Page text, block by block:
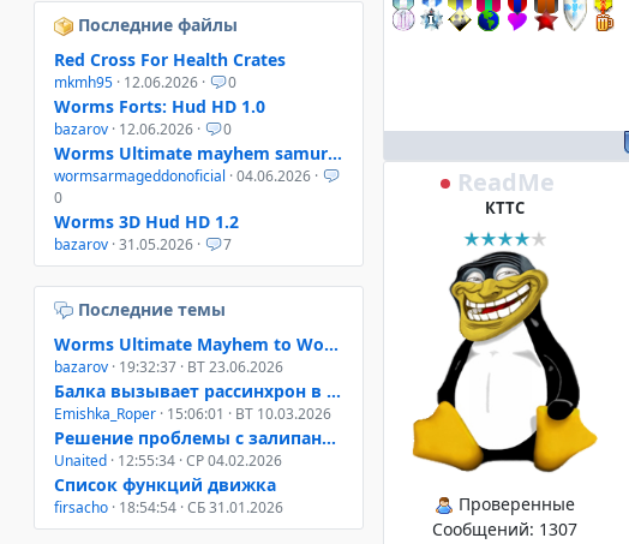
ReadMe
КТТС
Проверенные
Сообщений: 1307
Последние файлы
Red Cross For Health Crates
mkmh95 · 12.06.2026 · 0
Worms Forts: Hud HD 1.0
bazarov · 12.06.2026 · 0
Worms Ultimate mayhem samurai helmet
wormsarmageddonoficial · 04.06.2026 ·
0
Worms 3D Hud HD 1.2
bazarov · 31.05.2026 · 7
Последние темы
Worms Ultimate Mayhem to Worms 4 Mayhem
bazarov · 19:32:37 · ВТ 23.06.2026
Балка вызывает рассинхрон в онлайне W3D, W4M, WUM
Emishka_Roper · 15:06:01 · ВТ 10.03.2026
Решение проблемы с залипанием клавиш при свернутом окне
Unaited · 12:55:34 · СР 04.02.2026
Список функций движка
firsacho · 18:54:54 · СБ 31.01.2026